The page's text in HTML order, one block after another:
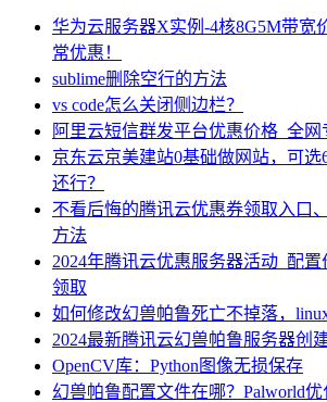
华为云服务器X实例-4核8G5M带宽
常优惠！
sublime删除空行的方法
vs code怎么关闭侧边栏？
阿里云短信群发平台优惠价格_全
京东云京美建站0基础做网站，可选
还行？
不看后悔的腾讯云优惠券领取入口
方法
2024年腾讯云优惠服务器活动_配
领取
如何修改幻兽帕鲁死亡不掉落，
2024最新腾讯云幻兽帕鲁服务器创
OpenCV库：Python图像无损保存
幻兽帕鲁配置文件在哪？Palworld